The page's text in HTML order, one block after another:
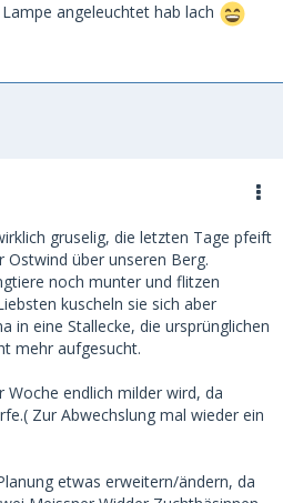
angeleuchtet hab lach
gruselig, die letzten Tage pfeift
Ostwind über unseren Berg.
noch munter und flitzen
kuscheln sie sich aber
in eine Stallecke, die ursprünglichen
mehr aufgesucht.
endlich milder wird, da
Zur Abwechslung mal wieder ein
etwas erweitern/ändern, da